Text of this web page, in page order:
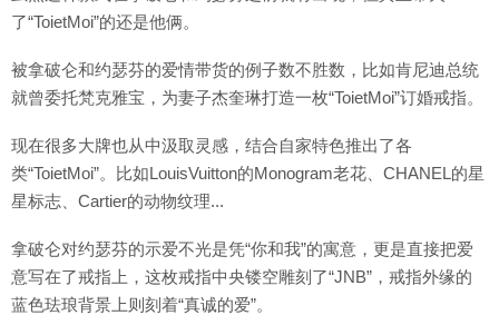
了“ToietMoi”的还是他俩。
被拿破仑和约瑟芬的爱情带货的例子数不胜数，比如肯尼迪总统
就曾委托梵克雅宝，为妻子杰奎琳打造一枚“ToietMoi”订婚戒指。
现在很多大牌也从中汲取灵感，结合自家特色推出了各
类“ToietMoi”。比如LouisVuitton的Monogram老花、CHANEL的星
星标志、Cartier的动物纹理...
拿破仑对约瑟芬的示爱不光是凭“你和我”的寓意，更是直接把爱
意写在了戒指上，这枚戒指中央镂空雕刻了“JNB”，戒指外缘的
蓝色珐琅背景上则刻着“真诚的爱”。